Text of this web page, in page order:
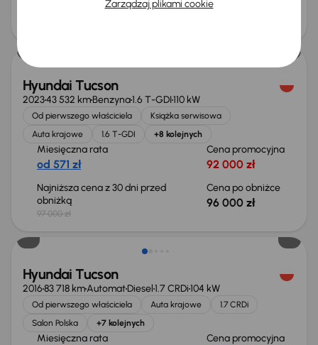
Hyundai Tucson
202343 532 kmBenzyna1.6 T-GDI110 kW
Od pierwszego właściciela
Książka serwisowa
Auta krajowe
1.6 T-GDI +8 kolejnych
Miesięczna rata
od 571 zł
Cena promocyjna
92 000 zł
Najniższa cena z 30 dni przed
obniżką
97 000 zł
Cena po obniżce
96 000 zł
Hyundai Tucson
201683 718 kmAutomatDiesel1.7 CRDi104 kW
Od pierwszego właściciela Auta krajowe
1.7 CRDi
Salon Polska
+7 kolejnych
Miesięczna rata Cena promocyjna
Zarządzaj plikami cookie